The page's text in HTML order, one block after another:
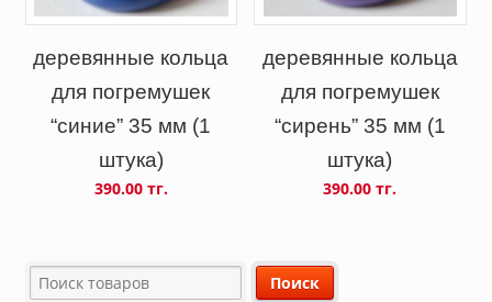
деревянные кольца
для погремушек
“синие” 35 мм (1
штука)
390.00 тг.
деревянные кольца
для погремушек
“сирень” 35 мм (1
штука)
390.00 тг.